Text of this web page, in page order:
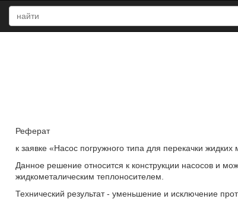
Реферат
к заявке «Насос погружного типа для перекачки
Данное решение относится к конструкции насосов и
жидкометалическим теплоносителем.
Технический результат - уменьшение и исключение